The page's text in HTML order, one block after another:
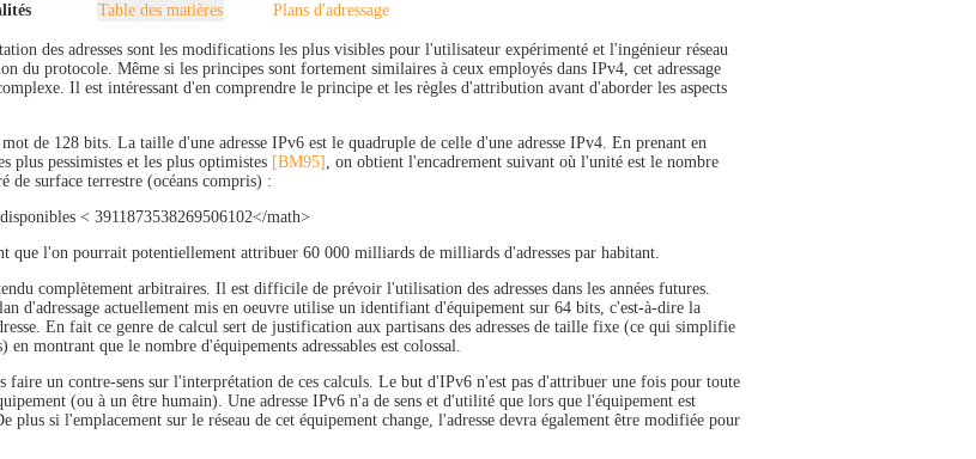
Table des matières Plans d'adressage
des adresses sont les modifications les plus visibles pour l'utilisateur expérimenté et l'ingénieur réseau
du protocole. Même si les principes sont fortement similaires à ceux employés dans IPv4, cet adressage
Il est intéressant d'en comprendre le principe et les règles d'attribution avant d'aborder les aspects
de 128 bits. La taille d'une adresse IPv6 est le quadruple de celle d'une adresse IPv4. En prenant en
plus pessimistes et les plus optimistes [BM95] , on obtient l'encadrement suivant où l'unité est le nombre
de surface terrestre (océans compris) :
< 3911873538269506102</math>
que l'on pourrait potentiellement attribuer 60 000 milliards de milliards d'adresses par habitant.
complètement arbitraires. Il est difficile de prévoir l'utilisation des adresses dans les années futures.
d'adressage actuellement mis en oeuvre utilise un identifiant d'équipement sur 64 bits, c'est-à-dire la
En fait ce genre de calcul sert de justification aux partisans des adresses de taille fixe (ce qui simplifie
en montrant que le nombre d'équipements adressables est colossal.
faire un contre-sens sur l'interprétation de ces calculs. Le but d'IPv6 n'est pas d'attribuer une fois pour toute
(ou à un être humain). Une adresse IPv6 n'a de sens et d'utilité que lors que l'équipement est
plus si l'emplacement sur le réseau de cet équipement change, l'adresse devra également être modifiée pour